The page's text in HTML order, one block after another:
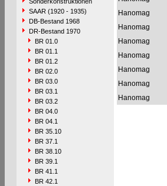
SAAR (1920 - 1935)
DB-Bestand 1968
DR-Bestand 1970
BR 01.0
BR 01.1
BR 01.2
BR 02.0
BR 03.0
BR 03.1
BR 03.2
BR 04.0
BR 04.1
BR 35.10
BR 37.1
BR 38.10
BR 39.1
BR 41.1
BR 42.1
Hanomag
Hanomag
Hanomag
Hanomag
Hanomag
Hanomag
Hanomag